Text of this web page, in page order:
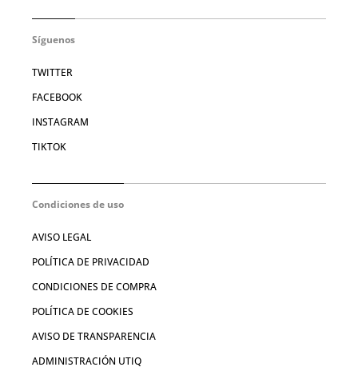
Síguenos
TWITTER
FACEBOOK
INSTAGRAM
TIKTOK
Condiciones de uso
AVISO LEGAL
POLÍTICA DE PRIVACIDAD
CONDICIONES DE COMPRA
POLÍTICA DE COOKIES
AVISO DE TRANSPARENCIA
ADMINISTRACIÓN UTIQ